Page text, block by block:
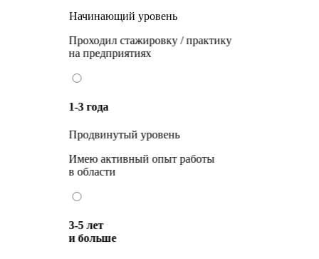
Начинающий уровень
Проходил стажировку / практику
на предприятиях
1-3 года
Продвинутый уровень
Имею активный опыт работы
в области
3-5 лет
и больше